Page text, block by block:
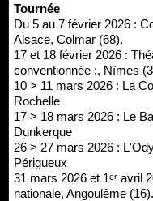
Tournée
Du 5 au 7 février 2026 :
Alsace, Colmar (68).
17 et 18 février 2026 :
conventionnée ;, Nîmes
10 > 11 mars 2026 : La
Rochelle
17 > 18 mars 2026 : Le
Dunkerque
26 > 27 mars 2026 :
Périgueux
31 mars 2026 et 1ᵉʳ avril
nationale, Angoulême (16).